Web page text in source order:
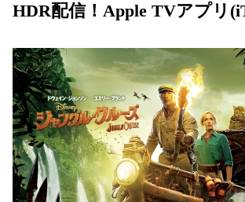
HDR配信！Apple TVアプリ